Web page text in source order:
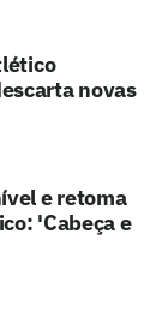
novas
e retoma
'Cabeça e